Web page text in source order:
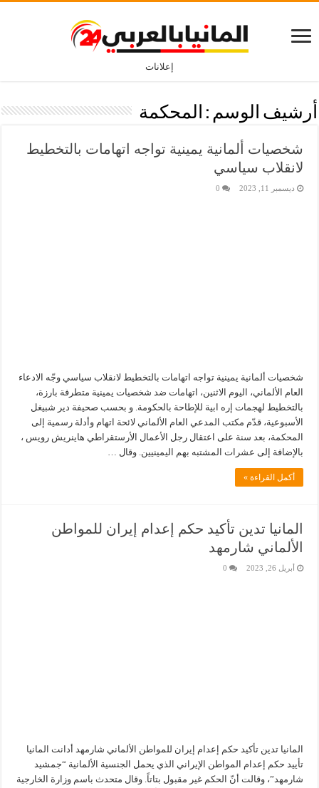
إعلانات
أرشيف الوسم : المحكمة
شخصيات ألمانية يمينية تواجه اتهامات بالتخطيط
لانقلاب سياسي
ديسمبر 11, 2023 0
شخصيات ألمانية يمينية تواجه اتهامات بالتخطيط لانقلاب سياسي وجّه الادعاء
العام الألماني، اليوم الاثنين، اتهامات ضد شخصيات يمينية متطرفة بارزة،
بالتخطيط لهجمات إره ابية للإطاحة بالحكومة. و بحسب صحيفة دير شبيغل
الأسبوعية، قدّم مكتب المدعي العام الألماني لائحة اتهام وأدلة رسمية إلى
المحكمة، بعد سنة على اعتقال رجل الأعمال الأرستقراطي هاينريش رويس ،
بالإضافة إلى عشرات المشتبه بهم اليمينيين. وقال …
أكمل القراءة »
المانيا تدين تأكيد حكم إعدام إيران للمواطن
الألماني شارمهد
أبريل 26, 2023 0
المانيا تدين تأكيد حكم إعدام إيران للمواطن الألماني شارمهد أدانت المانيا
تأييد حكم إعدام المواطن الإيراني الذي يحمل الجنسية الألمانية “جمشيد
شارمهد”، وقالت أنّ الحكم غير مقبول بتاتاً. وقال متحدث باسم وزارة الخارجية